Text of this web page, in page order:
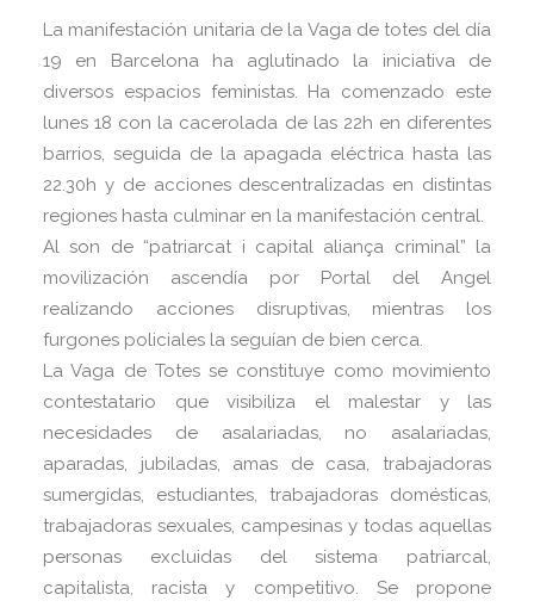
La manifestación unitaria de la Vaga de totes del día
19 en Barcelona ha aglutinado la iniciativa de
diversos espacios feministas. Ha comenzado este
lunes 18 con la cacerolada de las 22h en diferentes
barrios, seguida de la apagada eléctrica hasta las
22.30h y de acciones descentralizadas en distintas
regiones hasta culminar en la manifestación central.
Al son de “patriarcat i capital aliança criminal” la
movilización ascendía por Portal del Angel
realizando acciones disruptivas, mientras los
furgones policiales la seguían de bien cerca.
La Vaga de Totes se constituye como movimiento
contestatario que visibiliza el malestar y las
necesidades de asalariadas, no asalariadas,
aparadas, jubiladas, amas de casa, trabajadoras
sumergidas, estudiantes, trabajadoras domésticas,
trabajadoras sexuales, campesinas y todas aquellas
personas excluidas del sistema patriarcal,
capitalista, racista y competitivo. Se propone